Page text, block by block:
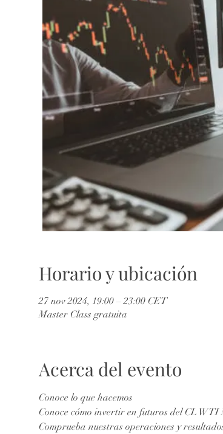
Horario y ubicación
27 nov 2024, 19:00 – 23:00 CET
Master Class gratuita
Acerca del evento
Conoce lo que hacemos
Conoce cómo invertir en futuros del CL
Comprueba nuestras operaciones y